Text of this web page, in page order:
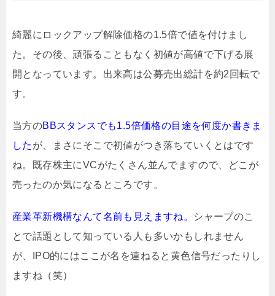
綺麗にロックアップ解除価格の1.5倍で値を付けまし
た。その後、頑張ることもなく初値が高値で下げる展
開となっています。出来高は公募売出総計を約2回転で
す。
当方のBBスタンスでも1.5倍価格の目途を何度か書きま
した が、まさにそこで初値がつき落ちていくとはです
ね。既存株主にVCがたくさん並んでますので、どこが
売ったのか気になるところです。
産業革新機構なんて名前も見えますね。
シャープのこ
とで話題として知っている人も多いかもしれません
が、IPO的にはここが名を連ねると黄色信号だったりし
ますね（笑）